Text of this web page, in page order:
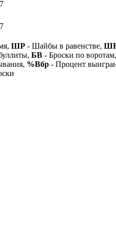
ШР - Шайбы в равенстве,
БВ - Броски по воротам,
%Вбр - Процент